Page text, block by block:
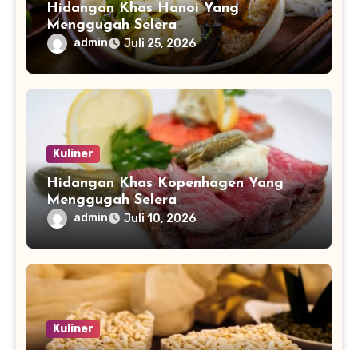
Hidangan Khas Hanoi Yang
Menggugah Selera
admin Juli 25, 2026
Kuliner
Hidangan Khas Kopenhagen Yang
Menggugah Selera
admin Juli 10, 2026
Kuliner